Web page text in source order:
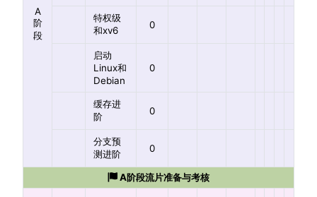
A
阶
段
特权级
和xv6
0
启动
Linux和
Debian
0
缓存进
阶
0
分支预
测进阶
0
A阶段流片准备与考核